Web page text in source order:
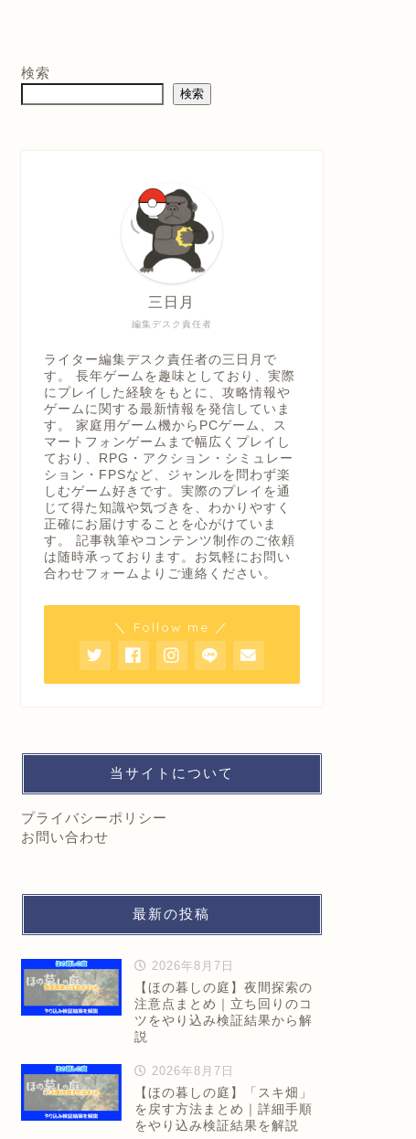
ン -
オ
】メ
トレ
直径
デジ
「ひ
コミを見
見る
価格 :
検索
検索
編集デスク責任者
三日月
ライター編集デスク責任者の三日月で
す。 長年ゲームを趣味としており、実際
にプレイした経験をもとに、攻略情報や
ゲームに関する最新情報を発信していま
す。 家庭用ゲーム機からPCゲーム、ス
マートフォンゲームまで幅広くプレイし
ており、RPG・アクション・シミュレー
ション・FPSなど、ジャンルを問わず楽
しむゲーム好きです。実際のプレイを通
じて得た知識や気づきを、わかりやすく
正確にお届けすることを心がけていま
す。 記事執筆やコンテンツ制作のご依頼
は随時承っております。お気軽にお問い
合わせフォームよりご連絡ください。
＼ Follow me ／
当サイトについて
プライバシーポリシー
お問い合わせ
最新の投稿
2026年8月7日
【ほの暮しの庭】夜間探索の
注意点まとめ｜立ち回りのコ
ツをやり込み検証結果から解
説
2026年8月7日
【ほの暮しの庭】「スキ畑」
を戻す方法まとめ｜詳細手順
をやり込み検証結果を解説